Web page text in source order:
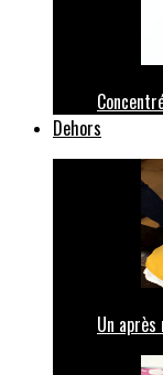
Dehors
Un